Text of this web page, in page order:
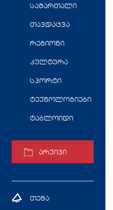
სამართალი
თავდაცვა
რეგიონი
კულტურა
სპორტი
ტექნოლოგიები
ტაბლოიდი
არქივი
თემა